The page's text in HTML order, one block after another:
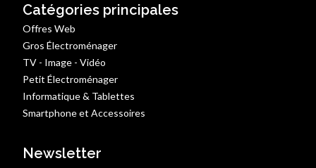
Catégories principales
Offres Web
Gros Électroménager
TV - Image - Vidéo
Petit Électroménager
Informatique & Tablettes
Smartphone et Accessoires
Newsletter